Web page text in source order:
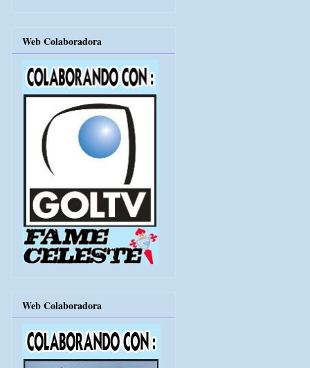
Web Colaboradora
Web Colaboradora